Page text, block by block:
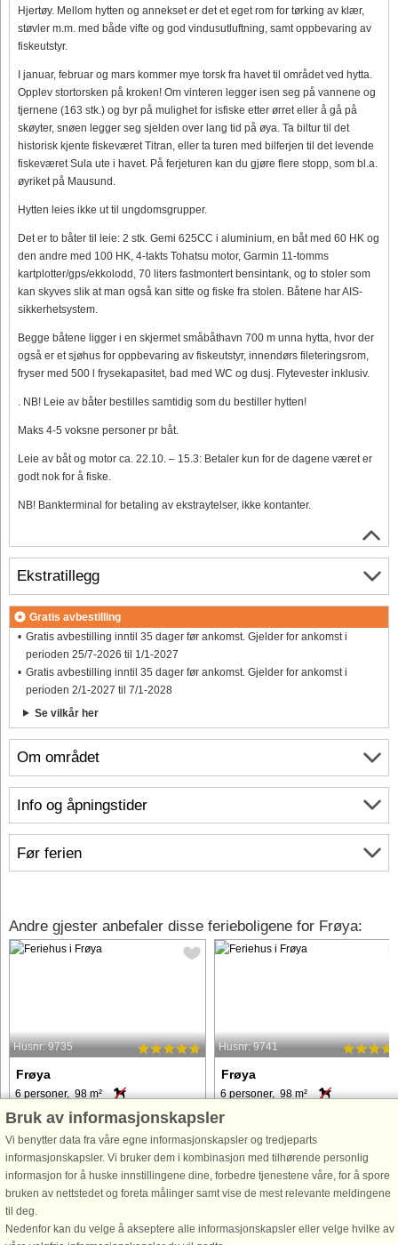
Hjertøy. Mellom hytten og annekset er det et eget rom for tørking av klær,
støvler m.m. med både vifte og god vindusutluftning, samt oppbevaring av
fiskeutstyr.
I januar, februar og mars kommer mye torsk fra havet til området ved hytta.
Opplev stortorsken på kroken! Om vinteren legger isen seg på vannene og
tjernene (163 stk.) og byr på mulighet for isfiske etter ørret eller å gå på
skøyter, snøen legger seg sjelden over lang tid på øya. Ta biltur til det
historisk kjente fiskeværet Titran, eller ta turen med bilferjen til det levende
fiskeværet Sula ute i havet. På ferjeturen kan du gjøre flere stopp, som bl.a.
øyriket på Mausund.
Hytten leies ikke ut til ungdomsgrupper.
Det er to båter til leie: 2 stk. Gemi 625CC i aluminium, en båt med 60 HK og
den andre med 100 HK, 4-takts Tohatsu motor, Garmin 11-tomms
kartplotter/gps/ekkolodd, 70 liters fastmontert bensintank, og to stoler som
kan skyves slik at man også kan sitte og fiske fra stolen. Båtene har AIS-
sikkerhetsystem.
Begge båtene ligger i en skjermet småbåthavn 700 m unna hytta, hvor der
også er et sjøhus for oppbevaring av fiskeutstyr, innendørs fileteringsrom,
fryser med 500 l frysekapasitet, bad med WC og dusj. Flytevester inklusiv.
. NB! Leie av båter bestilles samtidig som du bestiller hytten!
Maks 4-5 voksne personer pr båt.
Leie av båt og motor ca. 22.10. – 15.3: Betaler kun for de dagene været er
godt nok for å fiske.
NB! Bankterminal for betaling av ekstraytelser, ikke kontanter.
Om området
Info og åpningstider
Før ferien
Ekstratillegg
Gratis avbestilling
Gratis avbestilling inntil 35 dager før ankomst. Gjelder for ankomst i
perioden 25/7-2026 til 1/1-2027
Gratis avbestilling inntil 35 dager før ankomst. Gjelder for ankomst i
perioden 2/1-2027 til 7/1-2028
Se vilkår her
Andre gjester anbefaler disse ferieboligene for Frøya:
Husnr: 9735
Frøya
6 personer, 98 m²
1 m til kyst.
Topp moderne rorbu med terrasse/kai
og utleiebåtene like i nærheten.Flotte
solnedganger. En av flere like rorbuer.
Internett for streaming av tyske- og
europeiske TV kanaler i tillegg til
norske TV-kanaler ...
Husnr: 9741
Frøya
6 personer, 98 m²
1 m til kyst.
Topp moderne rorbu med terrasse/
og utleiebåtene like i nærheten.
solnedganger. En av flere like
Internett for streaming av tyske- og
norske TV-kanaler ...
Bruk av informasjonskapsler
Vi benytter data fra våre egne informasjonskapsler og tredjeparts
informasjonskapsler. Vi bruker dem i kombinasjon med tilhørende personlig
informasjon for å huske innstillingene dine, forbedre tjenestene våre, for å spore
bruken av nettstedet og foreta målinger samt vise de mest relevante meldingene
til deg.
Nedenfor kan du velge å akseptere alle informasjonskapsler eller velge hvilke av